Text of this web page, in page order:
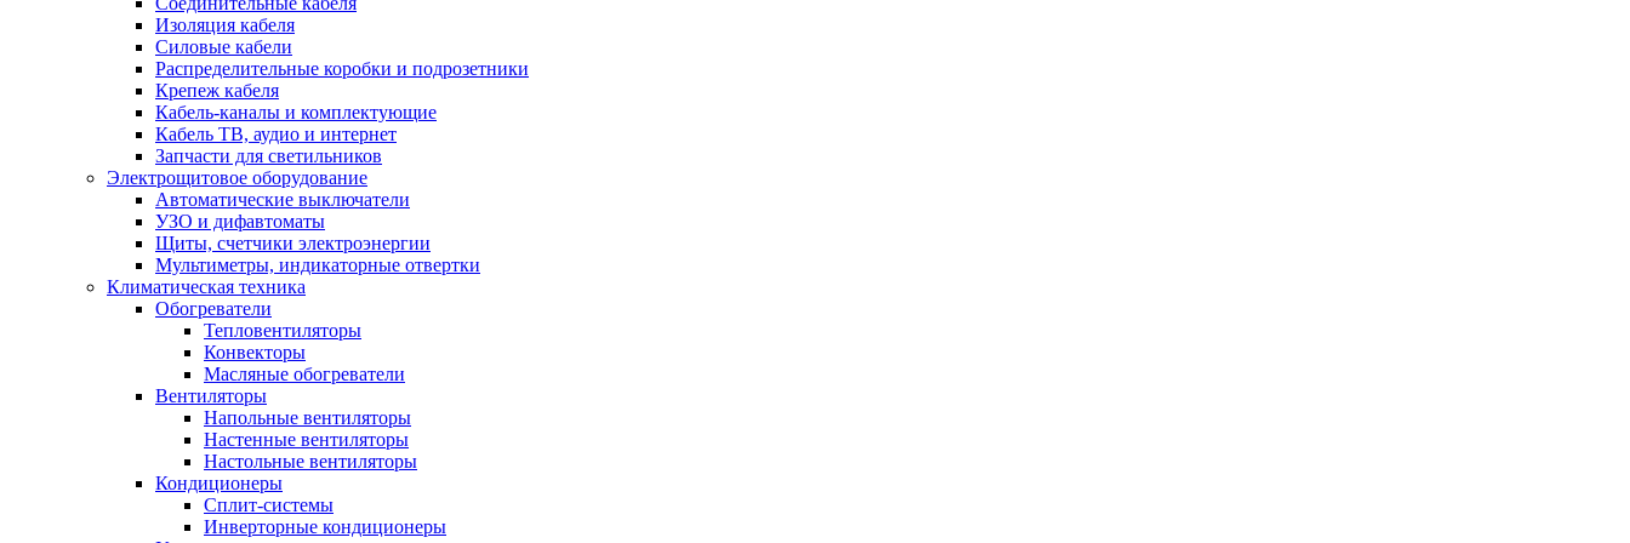
Изоляция кабеля
Силовые кабели
Распределительные коробки и подрозетники
Крепеж кабеля
Кабель-каналы и комплектующие
Кабель ТВ, аудио и интернет
Запчасти для светильников
Электрощитовое оборудование
Автоматические выключатели
УЗО и дифавтоматы
Щиты, счетчики электроэнергии
Мультиметры, индикаторные отвертки
Климатическая техника
Обогреватели
Тепловентиляторы
Конвекторы
Масляные обогреватели
Вентиляторы
Напольные вентиляторы
Настенные вентиляторы
Настольные вентиляторы
Кондиционеры
Сплит-системы
Инверторные кондиционеры